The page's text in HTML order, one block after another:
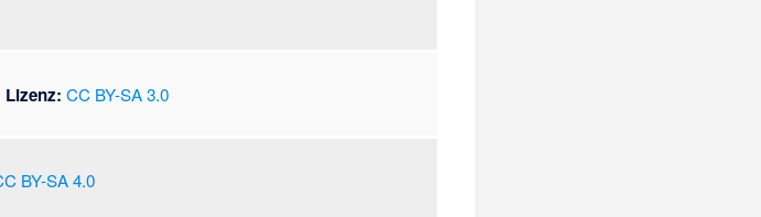
Lizenz: CC BY-SA 3.0
BY-SA 4.0